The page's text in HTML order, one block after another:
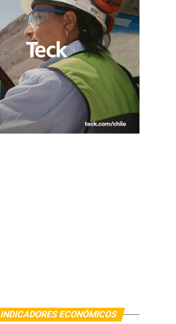
INDICADORES ECONÓMICOS